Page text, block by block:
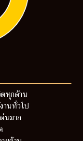
ทุกด้าน
านทั่วไป
นมาก